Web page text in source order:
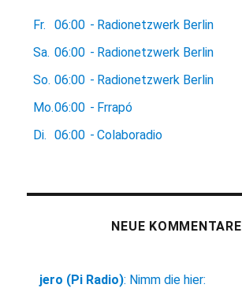
Fr. 06:00 - Radionetzwerk Berlin
Sa. 06:00 - Radionetzwerk Berlin
So. 06:00 - Radionetzwerk Berlin
Mo.06:00 - Frrapó
Di.
06:00 - Colaboradio
NEUE KOMMENTARE
jero (Pi Radio): Nimm die hier: